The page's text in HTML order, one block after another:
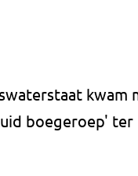
kwam
boegeroep' ter